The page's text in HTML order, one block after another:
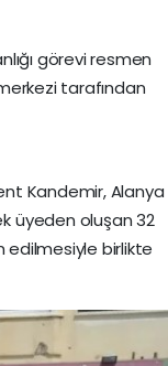
görevi resmen
tarafından
Kandemir, Alanya
üyeden oluşan 32
edilmesiyle birlikte